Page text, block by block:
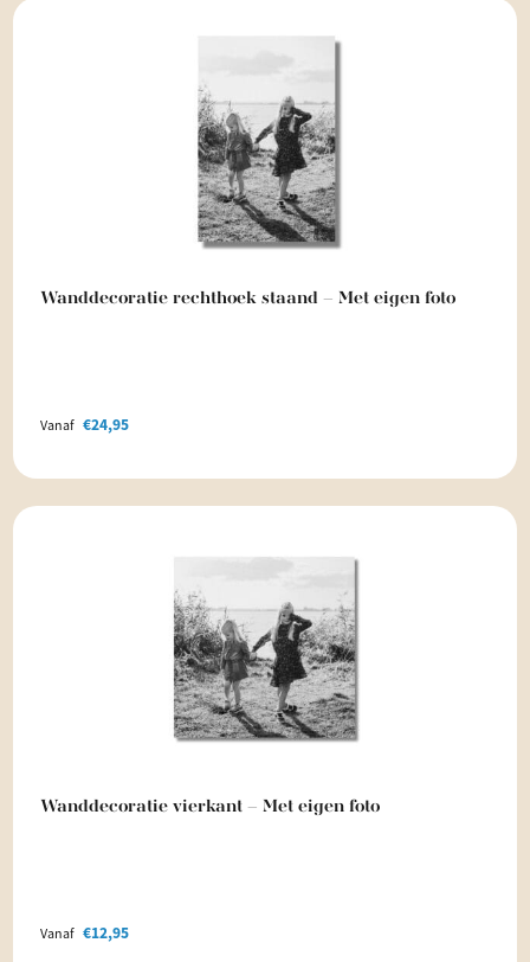
Wanddecoratie rechthoek staand – Met eigen foto
Vanaf €24,95
Wanddecoratie vierkant – Met eigen foto
Vanaf €12,95